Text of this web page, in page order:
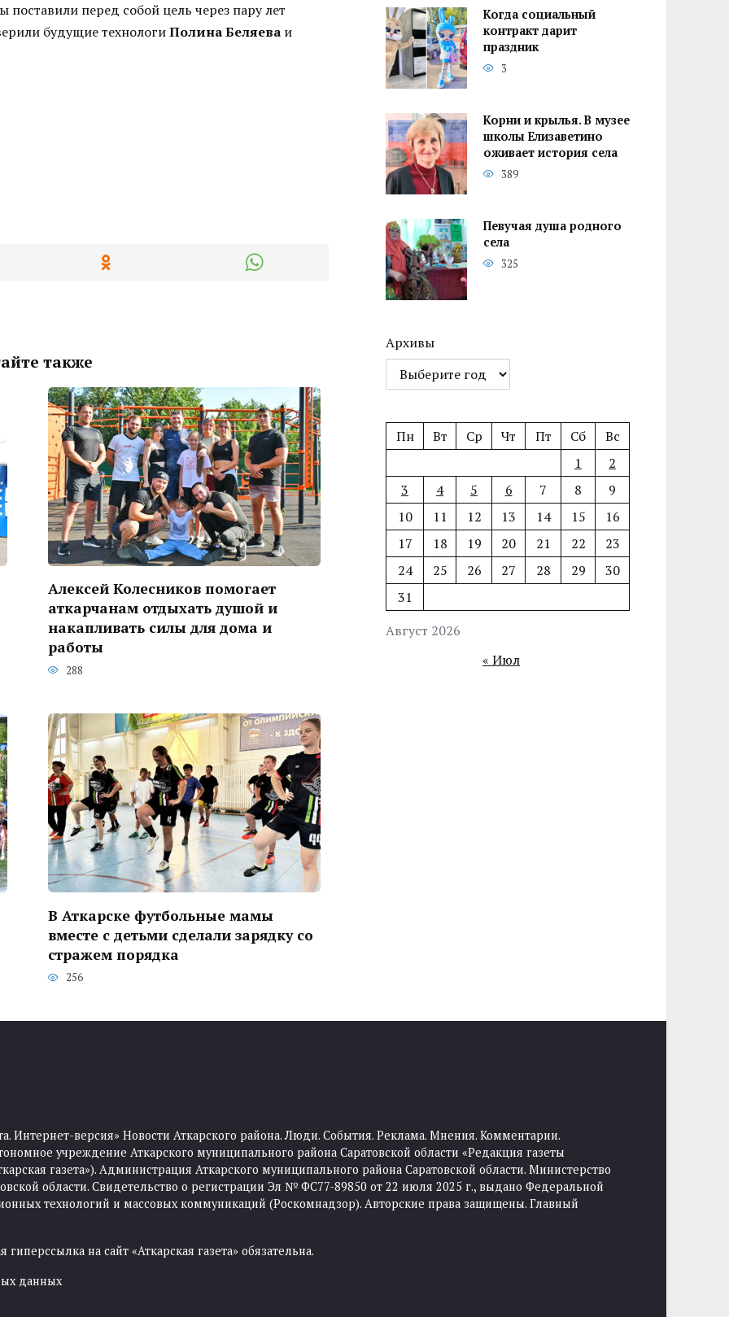
перед собой цель через пару лет
будущие технологиПолина Беляева и
также
Алексей Колесников помогает
аткарчанам отдыхать душой и
накапливать силы для дома и
работы
288
В Аткарске футбольные мамы
вместе с детьми сделали зарядку со
стражем порядка
256
Когда социальный
контракт дарит
праздник
3
Корни и крылья. В музее
школы Елизаветино
оживает история села
389
Певучая душа родного
села
325
Архивы
Август 2026
Пн Вт Ср Чт Пт Сб
Вс
1
2
3
4 5 6 7 8
9
10
11 12 13 14 15
16
17
18 19 20 21 22
23
24
25 26 27 28 29
30
31
« Июл
Интернет-версия» Новости Аткарского района. Люди. События. Реклама. Мнения. Комментарии.
учреждение Аткарского муниципального района Саратовской области «Редакция газеты
газета»). Администрация Аткарского муниципального района Саратовской области. Министерство
области. Свидетельство о регистрации Эл № ФС77-89850 от 22 июля 2025 г., выдано Федеральной
технологий и массовых коммуникаций (Роскомнадзор). Авторские права защищены. Главный
на сайт «Аткарская газета» обязательна.
данных